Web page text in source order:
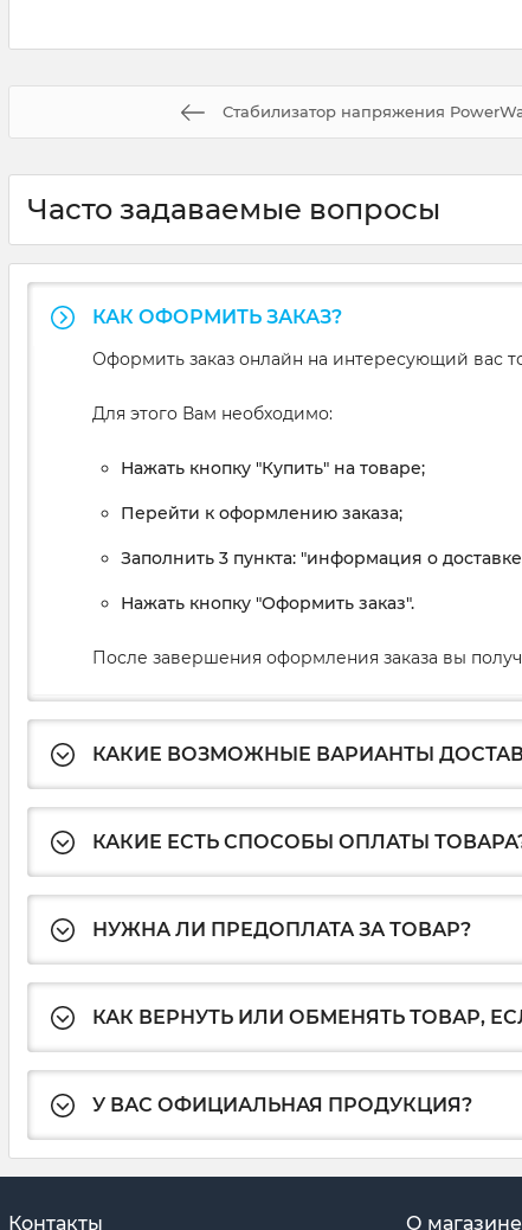
Стабилизатор напряжения
Часто задаваемые вопросы
КАК ОФОРМИТЬ ЗАКАЗ?
Оформить заказ онлайн на интересующий вас
Для этого Вам необходимо:
Нажать кнопку "Купить" на товаре;
Перейти к оформлению заказа;
Заполнить 3 пункта: "информация о
Нажать кнопку "Оформить заказ".
После завершения оформления заказа вы
КАКИЕ ВОЗМОЖНЫЕ ВАРИАНТЫ
КАКИЕ ЕСТЬ СПОСОБЫ ОПЛАТЫ
НУЖНА ЛИ ПРЕДОПЛАТА ЗА ТОВАР?
КАК ВЕРНУТЬ ИЛИ ОБМЕНЯТЬ ТОВАР,
У ВАС ОФИЦИАЛЬНАЯ ПРОДУКЦИЯ?
Контакты О магазине